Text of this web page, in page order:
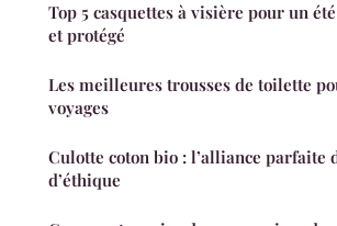
Top 5 casquettes à visière pour un
et protégé
Les meilleures trousses de toilette
voyages
Culotte coton bio : l’alliance parfaite
d’éthique